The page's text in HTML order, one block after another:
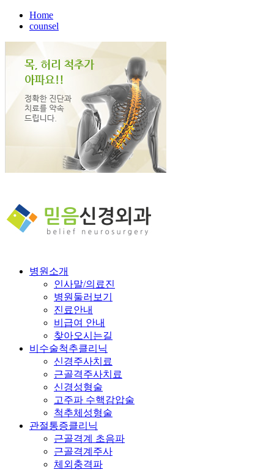
Home
counsel
병원소개
인사말/의료진
병원둘러보기
진료안내
비급여 안내
찾아오시는길
비수술척추클리닉
신경주사치료
근골격주사치료
신경성형술
고주파 수핵감압술
척추체성형술
관절통증클리닉
근골격계 초음파
근골격계주사
체외충격파